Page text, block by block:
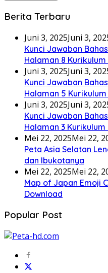
Berita Terbaru
Juni 3, 2025Juni 3,
Kunci Jawaban
Halaman 8
Juni 3, 2025Juni 3,
Kunci Jawaban
Halaman 5
Juni 3, 2025Juni 3,
Kunci Jawaban
Halaman 3
Mei 22, 2025Mei 22,
Peta Asia Selatan
dan Ibukotanya
Mei 22, 2025Mei 22,
Map of Japan Emoji
Download
Popular Post